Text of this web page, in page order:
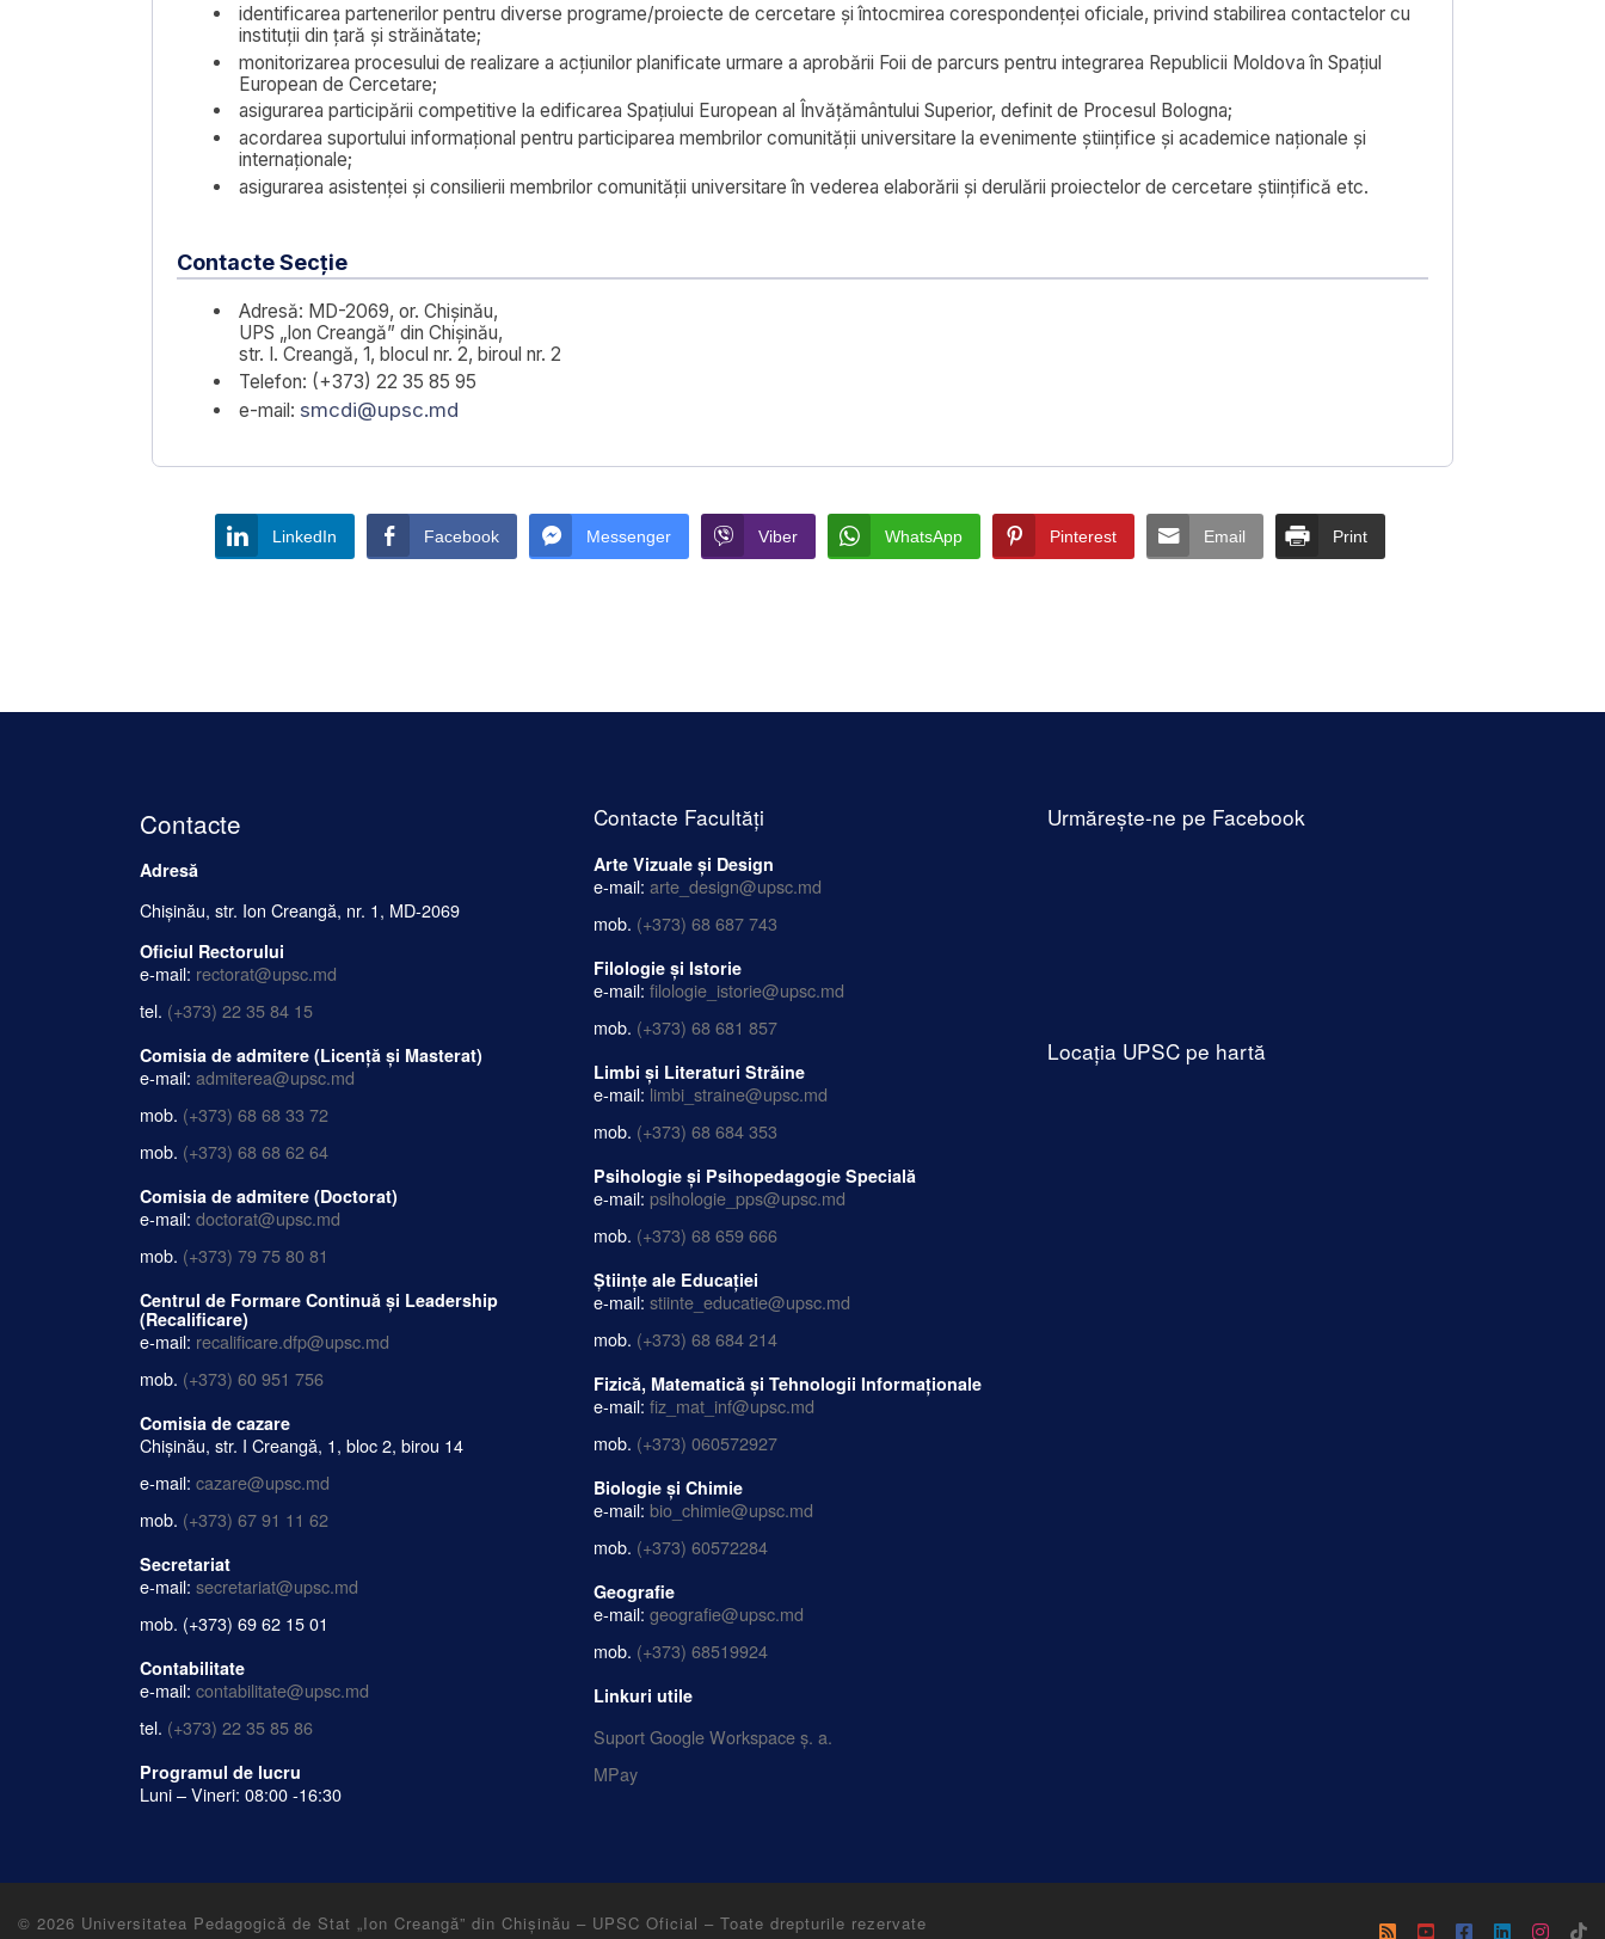
identificarea partenerilor pentru diverse programe/proiecte de cercetare și întocmirea corespondenței oficiale, privind stabilirea contactelor cu
instituții din țară și străinătate;
monitorizarea procesului de realizare a acțiunilor planificate urmare a aprobării Foii de parcurs pentru integrarea Republicii Moldova în Spațiul
European de Cercetare;
asigurarea participării competitive la edificarea Spațiului European al Învățământului Superior, definit de Procesul Bologna;
acordarea suportului informațional pentru participarea membrilor comunității universitare la evenimente științifice și academice naționale și
internaționale;
asigurarea asistenței și consilierii membrilor comunității universitare în vederea elaborării și derulării proiectelor de cercetare științifică etc.
Contacte Secție
Adresă: MD-2069, or. Chișinău,
UPS „Ion Creangă” din Chișinău,
str. I. Creangă, 1, blocul nr. 2, biroul nr. 2
Telefon: (+373) 22 35 85 95
e-mail: smcdi@upsc.md
LinkedIn Facebook Messenger Viber WhatsApp Pinterest Email Print
Contacte
Adresă
Chișinău, str. Ion Creangă, nr. 1, MD-2069
Oficiul Rectorului
e-mail: rectorat@upsc.md
tel. (+373) 22 35 84 15
Comisia de admitere (Licență și Masterat)
e-mail: admiterea@upsc.md
mob. (+373) 68 68 33 72
mob. (+373) 68 68 62 64
Comisia de admitere (Doctorat)
e-mail: doctorat@upsc.md
mob. (+373) 79 75 80 81
Centrul de Formare Continuă și Leadership
(Recalificare)
e-mail: recalificare.dfp@upsc.md
mob. (+373) 60 951 756
Comisia de cazare
Chișinău, str. I Creangă, 1, bloc 2, birou 14
e-mail: cazare@upsc.md
mob. (+373) 67 91 11 62
Secretariat
e-mail: secretariat@upsc.md
mob. (+373) 69 62 15 01
Contabilitate
e-mail: contabilitate@upsc.md
tel. (+373) 22 35 85 86
Programul de lucru
Luni – Vineri: 08:00 -16:30
Contacte Facultăți
Arte Vizuale și Design
e-mail: arte_design@upsc.md
mob. (+373) 68 687 743
Filologie și Istorie
e-mail: filologie_istorie@upsc.md
mob. (+373) 68 681 857
Limbi și Literaturi Străine
e-mail: limbi_straine@upsc.md
mob. (+373) 68 684 353
Psihologie și Psihopedagogie Specială
e-mail: psihologie_pps@upsc.md
mob. (+373) 68 659 666
Științe ale Educației
e-mail: stiinte_educatie@upsc.md
mob. (+373) 68 684 214
Fizică, Matematică și Tehnologii Informaționale
e-mail: fiz_mat_inf@upsc.md
mob. (+373) 060572927
Biologie și Chimie
e-mail: bio_chimie@upsc.md
mob. (+373) 60572284
Geografie
e-mail: geografie@upsc.md
mob. (+373) 68519924
Linkuri utile
Suport Google Workspace ș. a.
MPay
Urmărește-ne pe Facebook
Locația UPSC pe hartă
© 2026 Universitatea Pedagogică de Stat „Ion Creangă” din Chișinău – UPSC Oficial – Toate drepturile rezervate